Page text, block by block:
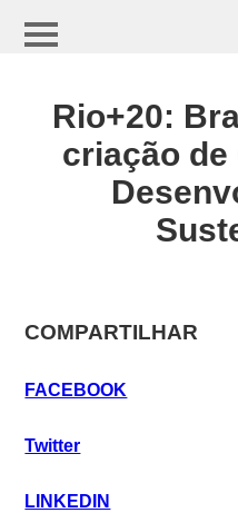
Rio+20:
criação de
COMPARTILHAR
FACEBOOK
Twitter
LINKEDIN